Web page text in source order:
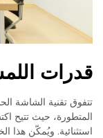
قدرات
المتطورة، حيث تتيح
استثنائية. ويُمكّن هذا